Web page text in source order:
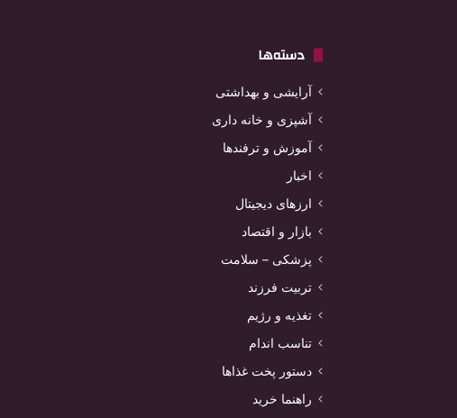
دسته‌ها
آرایشی و بهداشتی
آشپزی و خانه داری
آموزش و ترفندها
اخبار
ارزهای دیجیتال
بازار و اقتصاد
پزشکی – سلامت
تربیت فرزند
تغذیه و رژیم
تناسب اندام
دستور پخت غذاها
راهنما خرید